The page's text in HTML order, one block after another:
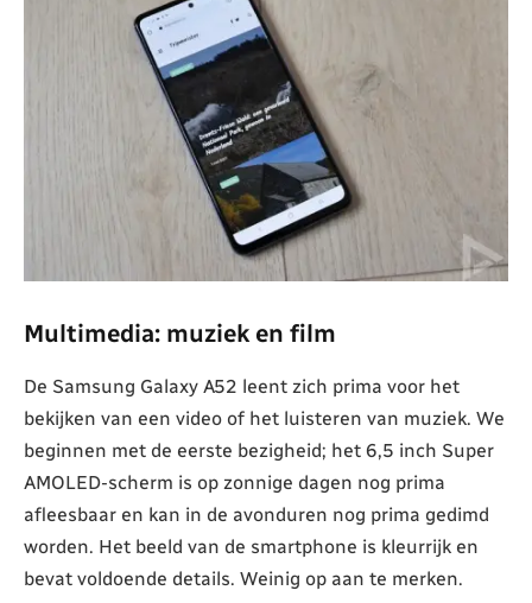
Multimedia: muziek en film
De Samsung Galaxy A52 leent zich prima voor het
bekijken van een video of het luisteren van muziek. We
beginnen met de eerste bezigheid; het 6,5 inch Super
AMOLED-scherm is op zonnige dagen nog prima
afleesbaar en kan in de avonduren nog prima gedimd
worden. Het beeld van de smartphone is kleurrijk en
bevat voldoende details. Weinig op aan te merken.